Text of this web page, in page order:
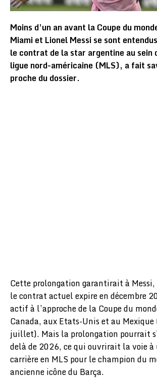
Moins d’un an avant la Coupe du
Miami et Lionel Messi se sont
le contrat de la star argentine au sein
ligue nord-américaine (MLS), a fait
proche du dossier.
Cette prolongation garantirait à
le contrat actuel expire en décembre
actif à l’approche de la Coupe du
Canada, aux Etats-Unis et au
juillet). Mais la prolongation pourrait
delà de 2026, ce qui ouvrirait la voie à
carrière en MLS pour le champion du
ancienne icône du Barça.